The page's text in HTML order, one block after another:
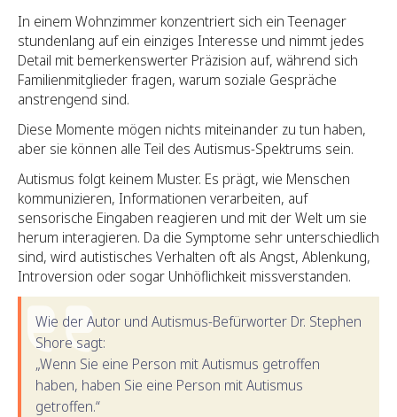
In einem Wohnzimmer konzentriert sich ein Teenager
stundenlang auf ein einziges Interesse und nimmt jedes
Detail mit bemerkenswerter Präzision auf, während sich
Familienmitglieder fragen, warum soziale Gespräche
anstrengend sind.
Diese Momente mögen nichts miteinander zu tun haben,
aber sie können alle Teil des Autismus-Spektrums sein.
Autismus folgt keinem Muster. Es prägt, wie Menschen
kommunizieren, Informationen verarbeiten, auf
sensorische Eingaben reagieren und mit der Welt um sie
herum interagieren. Da die Symptome sehr unterschiedlich
sind, wird autistisches Verhalten oft als Angst, Ablenkung,
Introversion oder sogar Unhöflichkeit missverstanden.
Wie der Autor und Autismus-Befürworter Dr. Stephen
Shore sagt:
„Wenn Sie eine Person mit Autismus getroffen
haben, haben Sie eine Person mit Autismus
getroffen.“